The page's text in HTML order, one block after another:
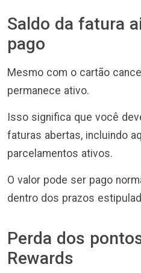
Saldo da fatura
pago
Mesmo com o cartão
permanece ativo.
Isso significa que você
faturas abertas, incluindo
parcelamentos ativos.
O valor pode ser pago
dentro dos prazos
Perda dos
Rewards